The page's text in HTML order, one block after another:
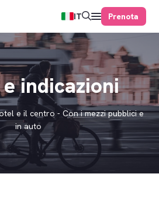
IT Prenota
indicazioni
e il centro - Con i mezzi pubblici e
in auto